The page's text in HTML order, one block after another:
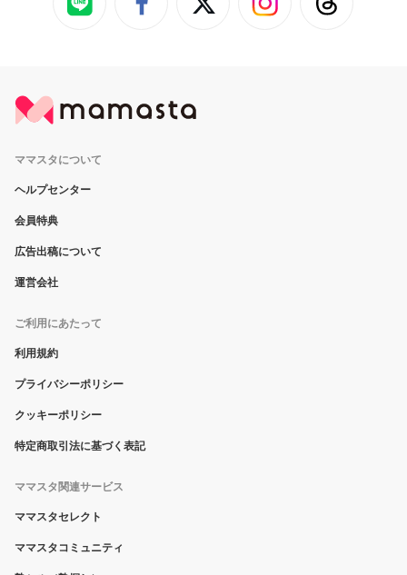
ママスタについて
ヘルプセンター
会員特典
広告出稿について
運営会社
ご利用にあたって
利用規約
プライバシーポリシー
クッキーポリシー
特定商取引法に基づく表記
ママスタ関連サービス
ママスタセレクト
ママスタコミュニティ